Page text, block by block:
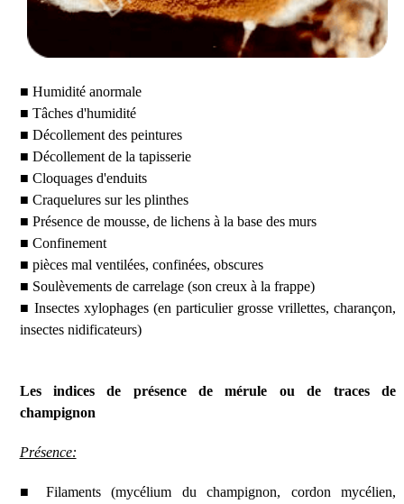
■ Humidité anormale
■ Tâches d'humidité
■ Décollement des peintures
■ Décollement de la tapisserie
■ Cloquages d'enduits
■ Craquelures sur les plinthes
■ Présence de mousse, de lichens à la base des murs
■ Confinement
■ pièces mal ventilées, confinées, obscures
■ Soulèvements de carrelage (son creux à la frappe)
■ Insectes xylophages (en particulier grosse vrillettes, charançon,
insectes nidificateurs)
Les indices de présence de mérule ou de traces de
champignon
Présence:
■ Filaments (mycélium du champignon, cordon mycélien,